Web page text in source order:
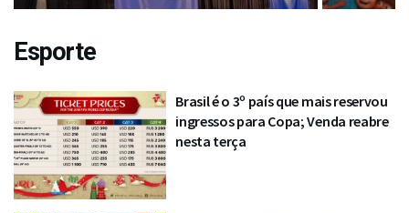
Esporte
Brasil é o 3º país que mais reservou
ingressos para Copa; Venda reabre
nesta terça